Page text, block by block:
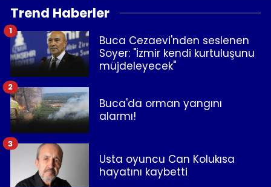
Trend Haberler
Buca Cezaevi'nden seslenen
Soyer: "İzmir kendi kurtuluşunu
müjdeleyecek"
1
Buca'da orman yangını
alarmı!
2
Usta oyuncu Can Kolukısa
hayatını kaybetti
3